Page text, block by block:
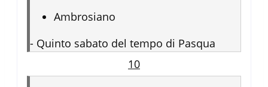
Ambrosiano
- Quinto sabato del tempo di Pasqua
10